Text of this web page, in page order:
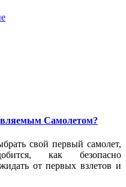
Самолетом?
свой первый самолет,
как безопасно
от первых взлетов и